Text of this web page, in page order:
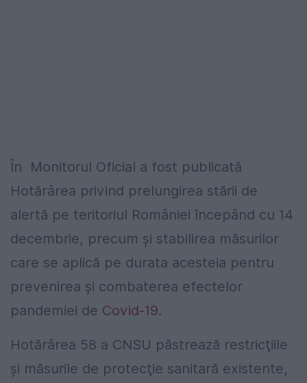
În Monitorul Oficial a fost publicată
Hotărârea privind prelungirea stării de
alertă pe teritoriul României începând cu 14
decembrie, precum şi stabilirea măsurilor
care se aplică pe durata acesteia pentru
prevenirea şi combaterea efectelor
pandemiei de Covid-19.
Hotărârea 58 a CNSU păstrează restricţiile
şi măsurile de protecţie sanitară existente,